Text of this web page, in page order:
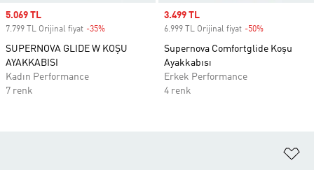
Sale price
5.069 TL
7.799 TL Orijinal fiyat -35%
SUPERNOVA GLIDE W KOŞU
AYAKKABISI
Kadın Performance
7 renk
Sale price
3.499 TL
6.999 TL Orijinal fiyat -50%
Supernova Comfortglide Koşu
Ayakkabısı
Erkek Performance
4 renk